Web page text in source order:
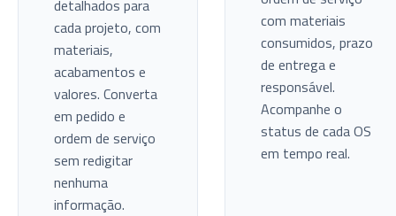
detalhados para
cada projeto, com
materiais,
acabamentos e
valores. Converta
em pedido e
ordem de serviço
sem redigitar
nenhuma
informação.
com materiais
consumidos, prazo
de entrega e
responsável.
Acompanhe o
status de cada OS
em tempo real.